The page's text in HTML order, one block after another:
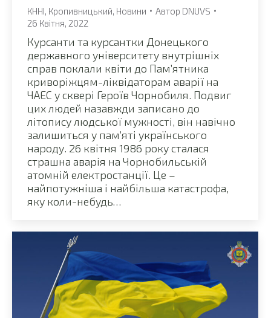
КННІ Кропивницький Новини Автор DNUVS
26 Квітня, 2022
Курсанти та курсантки Донецького
державного університету внутрішніх
справ поклали квіти до Пам’ятника
криворіжцям-ліквідаторам аварії на
ЧАЕС у сквері Героїв Чорнобиля. Подвиг
цих людей назавжди записано до
літопису людської мужності, він навічно
залишиться у пам’яті українського
народу. 26 квітня 1986 року сталася
страшна аварія на Чорнобильській
атомній електростанції. Це –
найпотужніша і найбільша катастрофа,
яку коли-небудь…